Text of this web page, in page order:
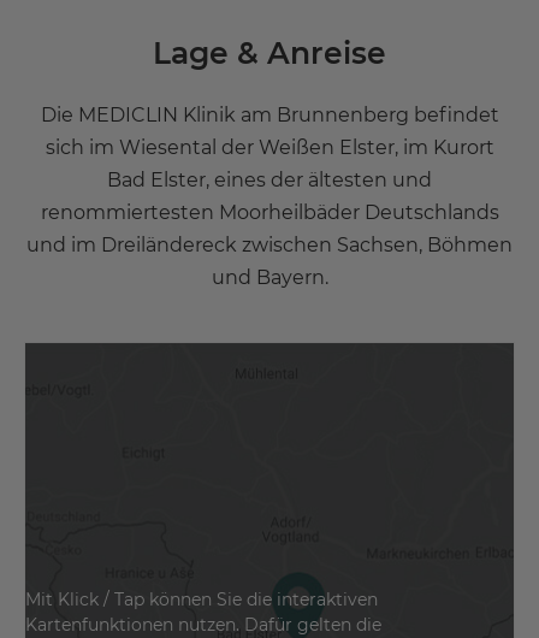
Lage & Anreise
Die MEDICLIN Klinik am Brunnenberg befindet
sich im Wiesental der Weißen Elster, im Kurort
Bad Elster, eines der ältesten und
renommiertesten Moorheilbäder Deutschlands
und im Dreiländereck zwischen Sachsen, Böhmen
und Bayern.
Mit Klick / Tap können Sie die interaktiven
Kartenfunktionen nutzen. Dafür gelten die